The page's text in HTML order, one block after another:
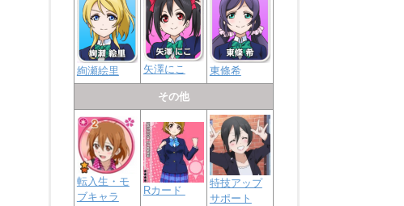
絢瀬絵里 矢澤にこ 東條希
その他
転入生・モ
ブキャラ
Rカード
特技アップ
サポート